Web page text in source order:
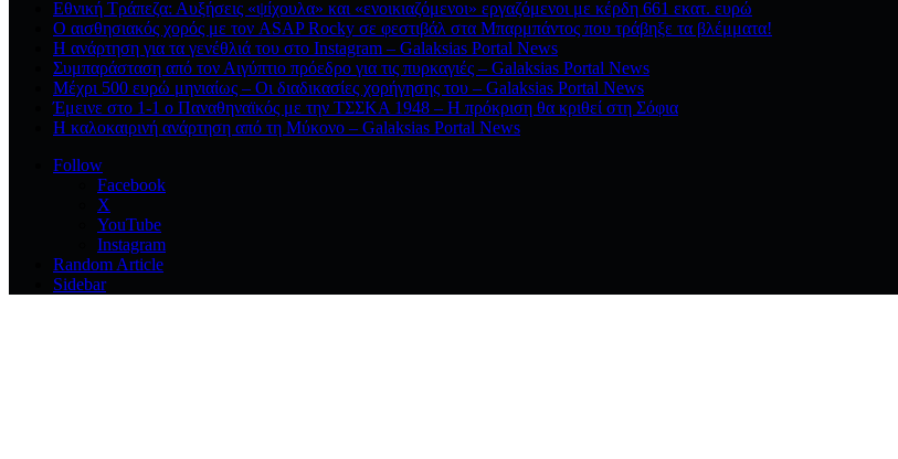
Εθνική Τράπεζα: Αυξήσεις «ψίχουλα» και «ενοικιαζόμενοι» εργαζόμενοι με κέρδη 661 εκατ. ευρώ
Ο αισθησιακός χορός με τον ASAP Rocky σε φεστιβάλ στα Μπαρμπάντος που τράβηξε τα βλέμματα!
Η ανάρτηση για τα γενέθλιά του στο Instagram – Galaksias Portal News
Συμπαράσταση από τον Αιγύπτιο πρόεδρο για τις πυρκαγιές – Galaksias Portal News
Μέχρι 500 ευρώ μηνιαίως – Οι διαδικασίες χορήγησης του – Galaksias Portal News
Έμεινε στο 1-1 ο Παναθηναϊκός με την ΤΣΣΚΑ 1948 – Η πρόκριση θα κριθεί στη Σόφια
Η καλοκαιρινή ανάρτηση από τη Μύκονο – Galaksias Portal News
Follow
Facebook
X
YouTube
Instagram
Random Article
Sidebar